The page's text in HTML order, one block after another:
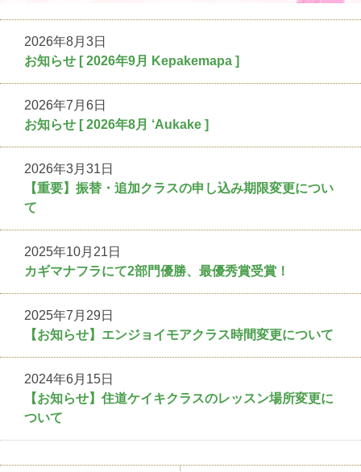
2026年8月3日
お知らせ [ 2026年9月 Kepakemapa ]
2026年7月6日
お知らせ [ 2026年8月 ‘Aukake ]
2026年3月31日
【重要】振替・追加クラスの申し込み期限変更につい
て
2025年10月21日
カギマナフラにて2部門優勝、最優秀賞受賞！
2025年7月29日
【お知らせ】エンジョイモアクラス時間変更について
2024年6月15日
【お知らせ】住道ケイキクラスのレッスン場所変更に
ついて